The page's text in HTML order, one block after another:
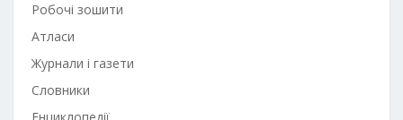
Робочі зошити
Атласи
Журнали і газети
Словники